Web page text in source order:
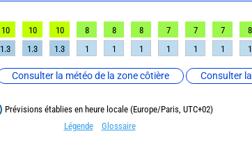
Consulter la météo de la zone côtière Consulter
10 10 10 8 8 8 7 7 7 8
1.3 1.3 1.3 1 1 1 1 1 1 1
Prévisions établies en heure locale (Europe/Paris, UTC+02)
Légende
Glossaire